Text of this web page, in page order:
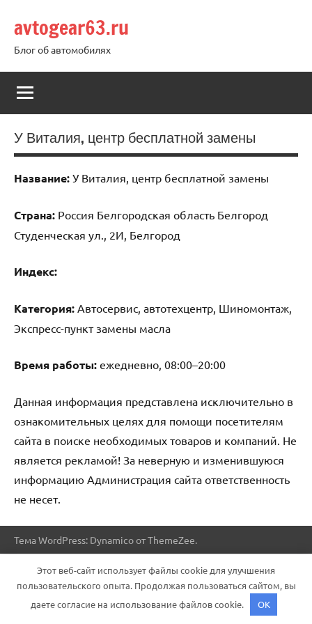
содержимому
avtogear63.ru
Блог об автомобилях
У Виталия, центр бесплатной замены
Название: У Виталия, центр бесплатной замены
Страна: Россия Белгородская область Белгород
Студенческая ул., 2И, Белгород
Индекс:
Категория: Автосервис, автотехцентр, Шиномонтаж,
Экспресс-пункт замены масла
Время работы: ежедневно, 08:00–20:00
Данная информация представлена исключительно в
ознакомительных целях для помощи посетителям
сайта в поиске необходимых товаров и компаний. Не
является рекламой! За неверную и изменившуюся
информацию Администрация сайта ответственность
не несет.
Тема WordPress: Dynamico от ThemeZee.
Этот веб-сайт использует файлы cookie для улучшения
пользовательского опыта. Продолжая пользоваться сайтом, вы
даете согласие на использование файлов cookie.
OK